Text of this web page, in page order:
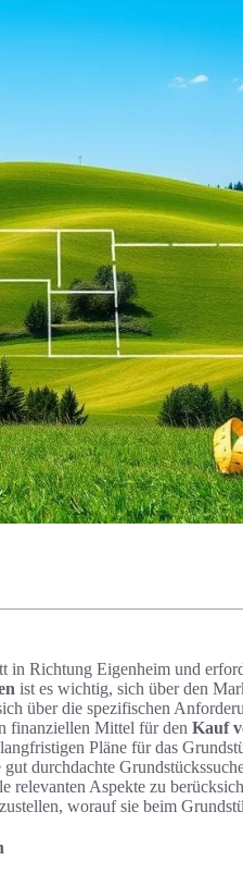
in Richtung Eigenheim und
ist es wichtig, sich über den
über die spezifischen
finanziellen Mittel für den Kauf
Pläne für das
durchdachte
Aspekte zu
worauf sie beim